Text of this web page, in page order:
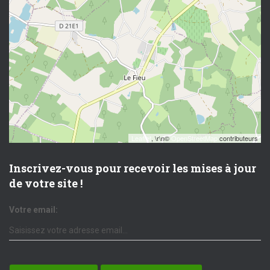
Leaflet, \r\n©OpenStreetMap contributeurs
Inscrivez-vous pour recevoir les mises à jour
de votre site !
Votre email: